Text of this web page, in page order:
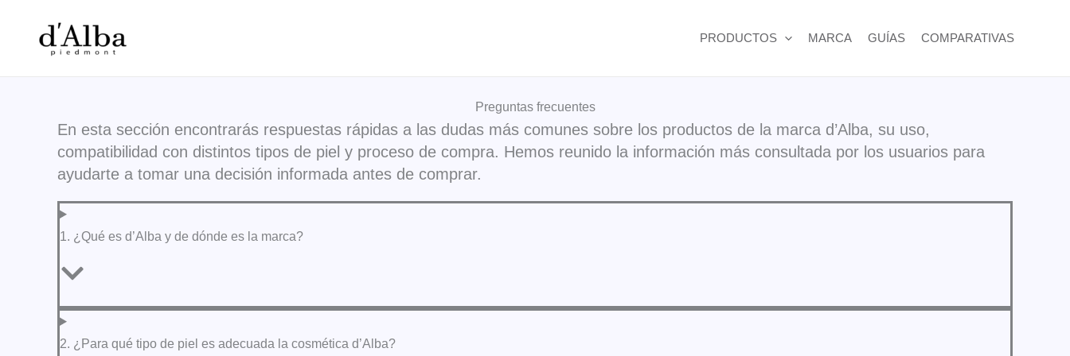
contenido
PRODUCTOS MARCA GUÍAS COMPARATIVAS
Preguntas frecuentes
En esta sección encontrarás respuestas rápidas a las dudas más comunes sobre los productos de la marca d’Alba, su uso,
compatibilidad con distintos tipos de piel y proceso de compra. Hemos reunido la información más consultada por los usuarios para
ayudarte a tomar una decisión informada antes de comprar.
1. ¿Qué es d’Alba y de dónde es la marca?
2. ¿Para qué tipo de piel es adecuada la cosmética d’Alba?